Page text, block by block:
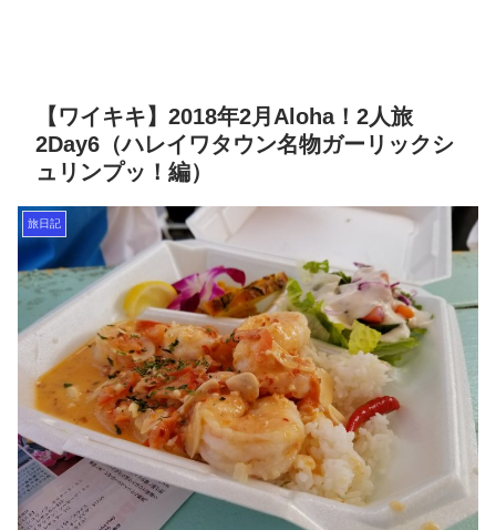
【ワイキキ】2018年2月Aloha！2人旅
2Day6（ハレイワタウン名物ガーリックシ
ュリンプッ！編）
旅日記